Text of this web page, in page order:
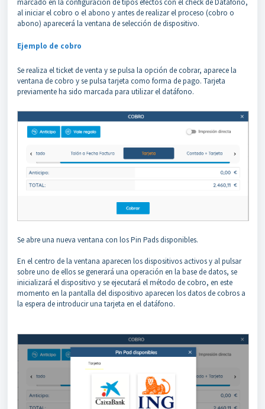
marcado en la configuración de tipos efectos con el check de Datafono,
al iniciar el cobro o el abono y antes de realizar el proceso (cobro o
abono) aparecerá la ventana de selección de dispositivo.
Ejemplo de cobro
Se realiza el ticket de venta y se pulsa la opción de cobrar, aparece la
ventana de cobro y se pulsa tarjeta como forma de pago. Tarjeta
previamente ha sido marcada para utilizar el datáfono.
Se abre una nueva ventana con los Pin Pads disponibles.
En el centro de la ventana aparecen los dispositivos activos y al pulsar
sobre uno de ellos se generará una operación en la base de datos, se
inicializará el dispositivo y se ejecutará el método de cobro, en este
momento en la pantalla del dispositivo aparecen los datos de cobros a
la espera de introducir una tarjeta en el datáfono.